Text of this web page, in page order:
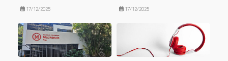
17/12/2025 17/12/2025